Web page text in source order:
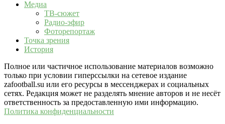
Медиа
ТВ-сюжет
Радио-эфир
Фоторепортаж
Точка зрения
История
Полное или частичное использование материалов возможно
только при условии гиперссылки на сетевое издание
zafootball.su или его ресурсы в мессенджерах и социальных
сетях. Редакция может не разделять мнение авторов и не несёт
ответственность за предоставленную ими информацию.
Политика конфиденциальности